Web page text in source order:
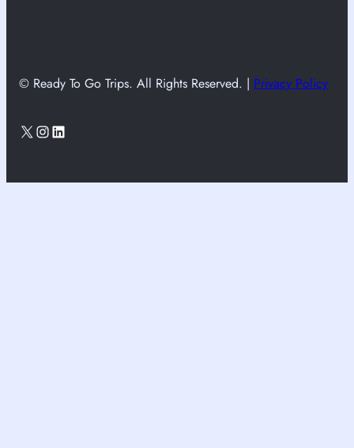
© Ready To Go Trips. All Rights Reserved. | Privacy Policy
X Instagram
LinkedIn